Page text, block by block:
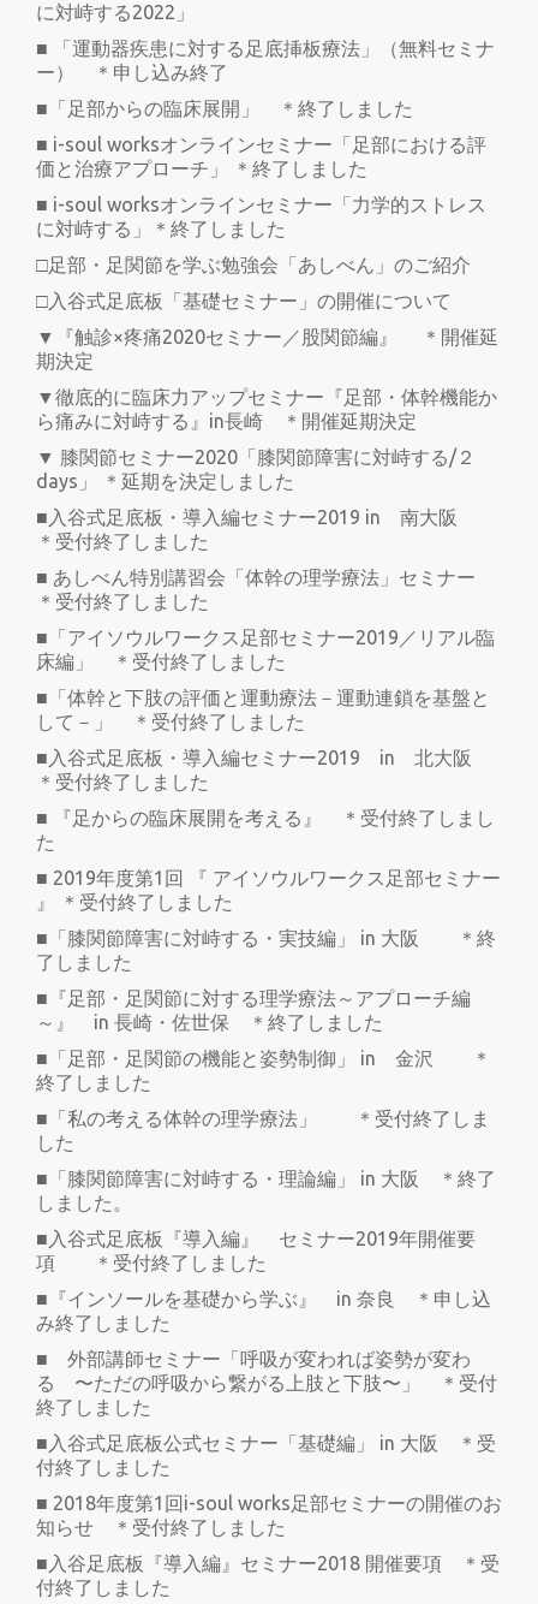
に対峙する2022」
■ 「運動器疾患に対する足底挿板療法」（無料セミナ
ー） ＊申し込み終了
■「足部からの臨床展開」 ＊終了しました
■ i-soul worksオンラインセミナー「足部における評
価と治療アプローチ」 ＊終了しました
■ i-soul worksオンラインセミナー「力学的ストレス
に対峙する」＊終了しました
□足部・足関節を学ぶ勉強会「あしべん」のご紹介
□入谷式足底板「基礎セミナー」の開催について
▼『触診×疼痛2020セミナー／股関節編』 ＊開催延
期決定
▼徹底的に臨床力アップセミナー『足部・体幹機能か
ら痛みに対峙する』in長崎 ＊開催延期決定
▼ 膝関節セミナー2020「膝関節障害に対峙する/２
days」 ＊延期を決定しました
■入谷式足底板・導入編セミナー2019 in 南大阪
＊受付終了しました
■ あしべん特別講習会「体幹の理学療法」セミナー
＊受付終了しました
■「アイソウルワークス足部セミナー2019／リアル臨
床編」 ＊受付終了しました
■「体幹と下肢の評価と運動療法－運動連鎖を基盤と
して－」 ＊受付終了しました
■入谷式足底板・導入編セミナー2019 in 北大阪
＊受付終了しました
■ 『足からの臨床展開を考える』 ＊受付終了しまし
た
■ 2019年度第1回 『 アイソウルワークス足部セミナー
』 ＊受付終了しました
■「膝関節障害に対峙する・実技編」 in 大阪 ＊終
了しました
■『足部・足関節に対する理学療法～アプローチ編
～』 in 長崎・佐世保 ＊終了しました
■「足部・足関節の機能と姿勢制御」 in 金沢 ＊
終了しました
■「私の考える体幹の理学療法」 ＊受付終了しま
した
■「膝関節障害に対峙する・理論編」 in 大阪 ＊終了
しました。
■入谷式足底板『導入編』 セミナー2019年開催要
項 ＊受付終了しました
■『インソールを基礎から学ぶ』 in 奈良 ＊申し込
み終了しました
■ 外部講師セミナー「呼吸が変われば姿勢が変わ
る 〜ただの呼吸から繋がる上肢と下肢〜」 ＊受付
終了しました
■入谷式足底板公式セミナー「基礎編」 in 大阪 ＊受
付終了しました
■ 2018年度第1回i-soul works足部セミナーの開催のお
知らせ ＊受付終了しました
■入谷足底板『導入編』セミナー2018 開催要項 ＊受
付終了しました